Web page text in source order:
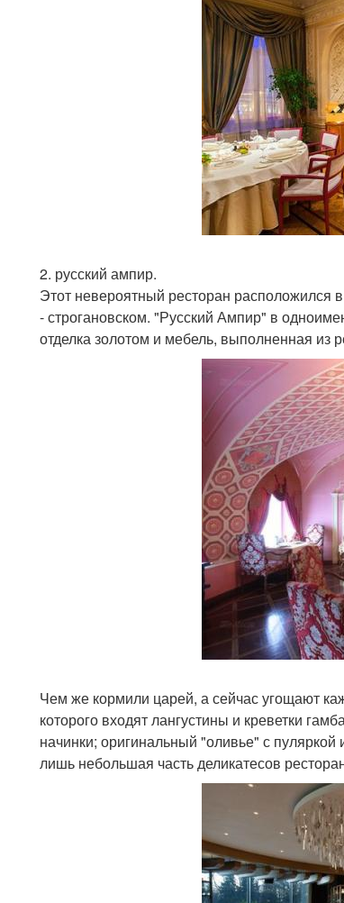
2. русский ампир.
Этот невероятный ресторан
- строгановском. "Русский Ампир" в
отделка золотом и мебель, выполненная из
Чем же кормили царей, а сейчас угощают
которого входят лангустины и креветки
начинки; оригинальный "оливье" с
лишь небольшая часть деликатесов